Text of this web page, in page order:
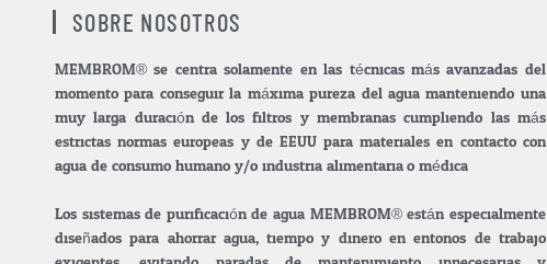
SOBRE NOSOTROS
MEMBROM® se centra solamente en las técnicas más avanzadas del
momento para conseguir la máxima pureza del agua manteniendo una
muy larga duración de los filtros y membranas cumpliendo las más
estrictas normas europeas y de EEUU para materiales en contacto con
agua de consumo humano y/o industria alimentaria.o médica.
Los sistemas de purificación de agua MEMBROM® están especialmente
diseñados para ahorrar agua, tiempo y dinero en entonos de trabajo